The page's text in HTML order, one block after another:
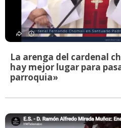
La arenga del cardenal
hay mejor lugar para
parroquia»